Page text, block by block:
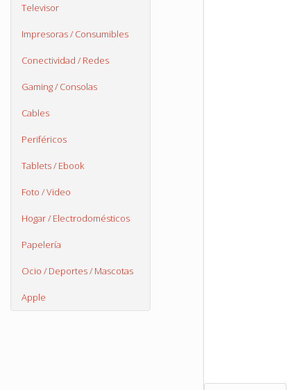
Televisor
Impresoras / Consumibles
Conectividad / Redes
Gaming / Consolas
Cables
Periféricos
Tablets / Ebook
Foto / Video
Hogar / Electrodomésticos
Papelería
Ocio / Deportes / Mascotas
Apple